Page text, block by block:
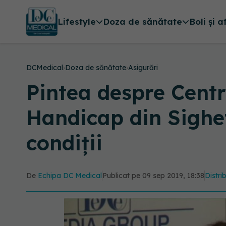
Lifestyle Doza de sănătate Boli și
DCMedical›Doza de sănătate›Asigurări
Pintea despre
Handicap din
condiții
De Echipa DC Medical Publicat pe 09 sep 2019, 18:38